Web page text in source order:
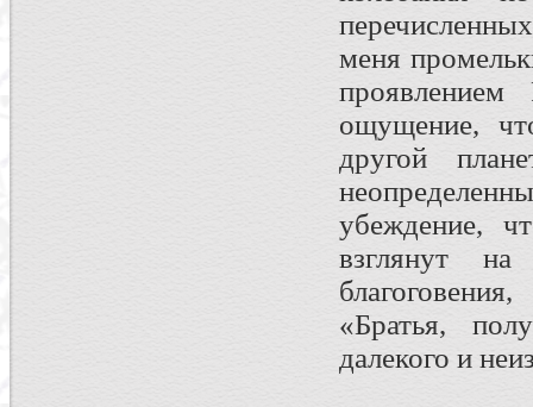
меня
ощущение,
другой
убеждение,
взглянут
«Братья,
далекого и